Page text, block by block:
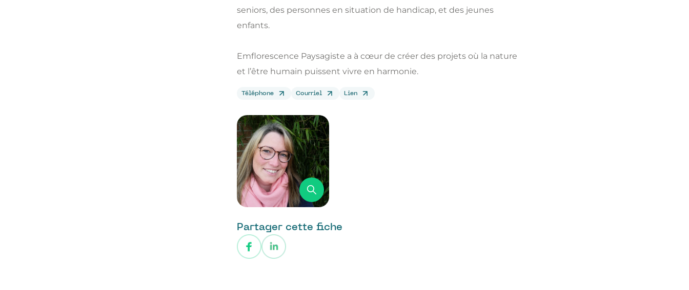
seniors, des personnes en situation de handicap, et des jeunes
enfants.
Emflorescence Paysagiste a à cœur de créer des projets où la nature
et l’être humain puissent vivre en harmonie.
Téléphone Courriel Lien
Partager cette fiche